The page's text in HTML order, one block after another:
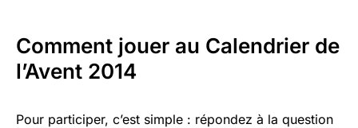
Comment jouer au Calendrier de
l’Avent 2014
Pour participer, c’est simple : répondez à la question